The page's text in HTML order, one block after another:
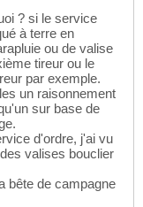
? si le service
à terre en
ou de valise
tireur ou le
par exemple.
un raisonnement
sur base de
d'ordre, j'ai vu
valises bouclier
bête de campagne